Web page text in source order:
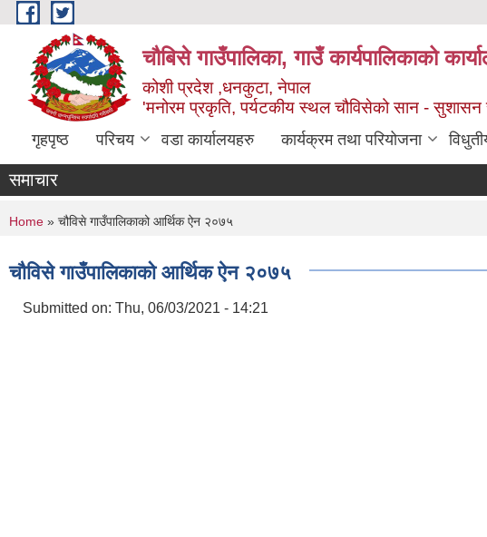
Skip to main content
चौबिसे गाउँपालिका, गाउँ कार्यपालिकाको
कोशी प्रदेश ,धनकुटा, नेपाल
'मनोरम प्रकृति, पर्यटकीय स्थल चौविसेको सान - सुशासन
गृहपृष्ठ परिचय वडा कार्यालयहरु कार्यक्रम तथा परियोजना
समाचार
You are here
Home » चौविसे गाउँपालिकाको आर्थिक ऐन २०७५
चौविसे गाउँपालिकाको आर्थिक ऐन २०७५
Submitted on: Thu, 06/03/2021 - 14:21